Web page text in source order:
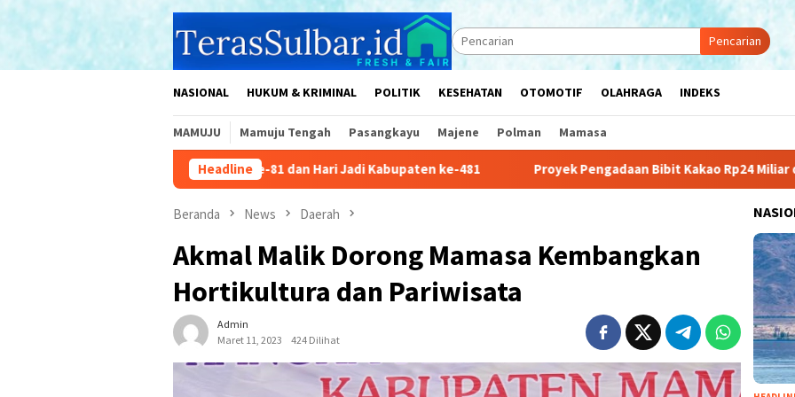
Pencarian
NASIONAL HUKUM & KRIMINAL POLITIK KESEHATAN OTOMOTIF OLAHRAGA INDEKS
MAMUJU Mamuju Tengah Pasangkayu Majene Polman Mamasa
Headline
Peringati HUT RI ke-81 dan Hari Jadi Kabupaten ke-481 Proyek Pengadaan Bibit Kakao Rp24 Miliar di Sulbar Menuai
Beranda News Daerah
Akmal Malik Dorong Mamasa Kembangkan
Hortikultura dan Pariwisata
Admin
Maret 11, 2023
424 Dilihat